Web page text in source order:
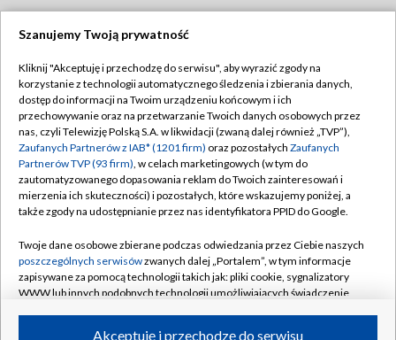
TVP
Abonament TVP
Emisja w TVP
Centrum informacji TVP
Naziemna Telewizja Cyfrowa
Rada Programowa
System NOS
Informacje o nadawcy
Regulamin TVP
Polityka prywatności
Moje zgody
Pomoc
Kontakt
Kanały
Szanujemy Twoją prywatność
Kliknij "Akceptuję i przechodzę do serwisu", aby wyrazić zgody na
korzystanie z technologii automatycznego śledzenia i zbierania danych,
dostęp do informacji na Twoim urządzeniu końcowym i ich
przechowywanie oraz na przetwarzanie Twoich danych osobowych przez
nas, czyli Telewizję Polską S.A. w likwidacji (zwaną dalej również „TVP”),
Zaufanych Partnerów z IAB* (1201 firm) oraz pozostałych Zaufanych
Partnerów TVP (93 firm), w celach marketingowych (w tym do
zautomatyzowanego dopasowania reklam do Twoich zainteresowań i
mierzenia ich skuteczności) i pozostałych, które wskazujemy poniżej, a
także zgody na udostępnianie przez nas identyfikatora PPID do Google.
Twoje dane osobowe zbierane podczas odwiedzania przez Ciebie naszych
poszczególnych serwisówzwanych dalej „Portalem”, w tym informacje
zapisywane za pomocą technologii takich jak: pliki cookie, sygnalizatory
WWW lub innych podobnych technologii umożliwiających świadczenie
Akceptuję i przechodzę do serwisu